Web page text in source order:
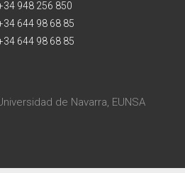
948 256 850
644 98 68 85
644 98 68 85
de Navarra, EUNSA